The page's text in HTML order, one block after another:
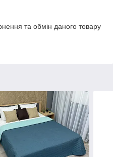
та обмін даного товару